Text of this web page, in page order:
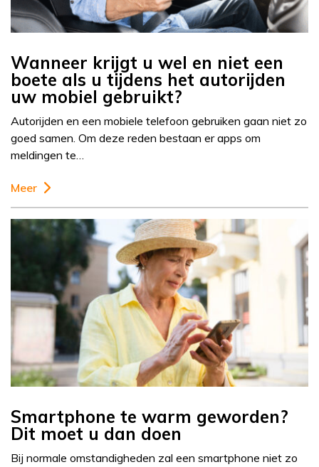
Wanneer krijgt u wel en niet een
boete als u tijdens het autorijden
uw mobiel gebruikt?
Autorijden en een mobiele telefoon gebruiken gaan niet zo
goed samen. Om deze reden bestaan er apps om
meldingen te…
Meer
Smartphone te warm geworden?
Dit moet u dan doen
Bij normale omstandigheden zal een smartphone niet zo